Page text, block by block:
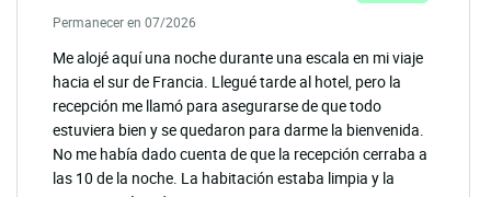
Permanecer en 07/2026
Me alojé aquí una noche durante una escala en mi viaje
hacia el sur de Francia. Llegué tarde al hotel, pero la
recepción me llamó para asegurarse de que todo
estuviera bien y se quedaron para darme la bienvenida.
No me había dado cuenta de que la recepción cerraba a
las 10 de la noche. La habitación estaba limpia y la